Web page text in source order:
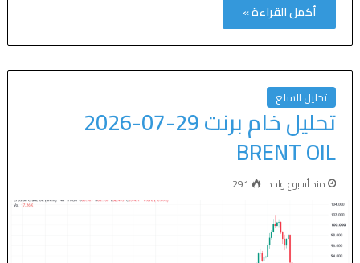
أكمل القراءة »
تحليل السلع
تحليل خام برنت 29-07-2026
BRENT OIL
منذ أسبوع واحد 291